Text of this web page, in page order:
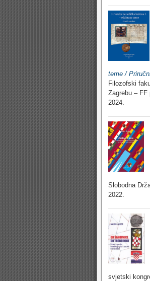
teme /
Filozofski
Zagrebu – FF
2024.
Slobodna
2022.
svjetski